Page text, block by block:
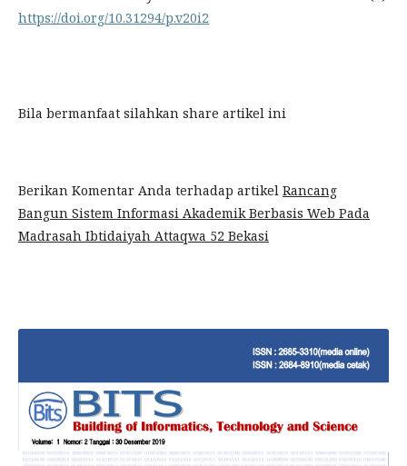
https://doi.org/10.31294/p.v20i2
Bila bermanfaat silahkan share artikel ini
Berikan Komentar Anda terhadap artikel Rancang
Bangun Sistem Informasi Akademik Berbasis Web Pada
Madrasah Ibtidaiyah Attaqwa 52 Bekasi